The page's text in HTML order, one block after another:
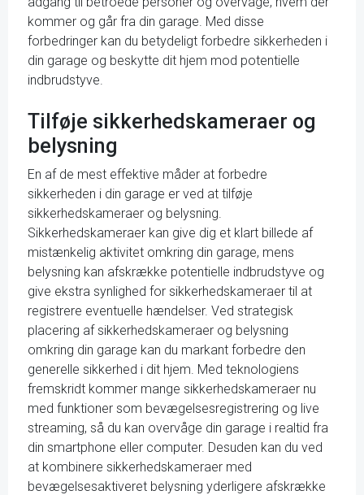
kommer og går fra din garage. Med disse
forbedringer kan du betydeligt forbedre sikkerheden i
din garage og beskytte dit hjem mod potentielle
indbrudstyve.
Tilføje sikkerhedskameraer og
belysning
En af de mest effektive måder at forbedre
sikkerheden i din garage er ved at tilføje
sikkerhedskameraer og belysning.
Sikkerhedskameraer kan give dig et klart billede af
mistænkelig aktivitet omkring din garage, mens
belysning kan afskrække potentielle indbrudstyve og
give ekstra synlighed for sikkerhedskameraer til at
registrere eventuelle hændelser. Ved strategisk
placering af sikkerhedskameraer og belysning
omkring din garage kan du markant forbedre den
generelle sikkerhed i dit hjem. Med teknologiens
fremskridt kommer mange sikkerhedskameraer nu
med funktioner som bevægelsesregistrering og live
streaming, så du kan overvåge din garage i realtid fra
din smartphone eller computer. Desuden kan du ved
at kombinere sikkerhedskameraer med
bevægelsesaktiveret belysning yderligere afskrække